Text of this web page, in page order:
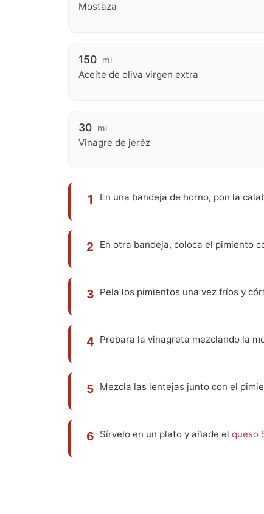
Mostaza
150 ml
Aceite de oliva virgen extra
30 ml
Vinagre de jeréz
1 En una bandeja de horno, pon la
2 En otra bandeja, coloca el pimiento
3 Pela los pimientos una vez fríos y
4 Prepara la vinagreta mezclando la
5 Mezcla las lentejas junto con el
6 Sírvelo en un plato y añade el queso